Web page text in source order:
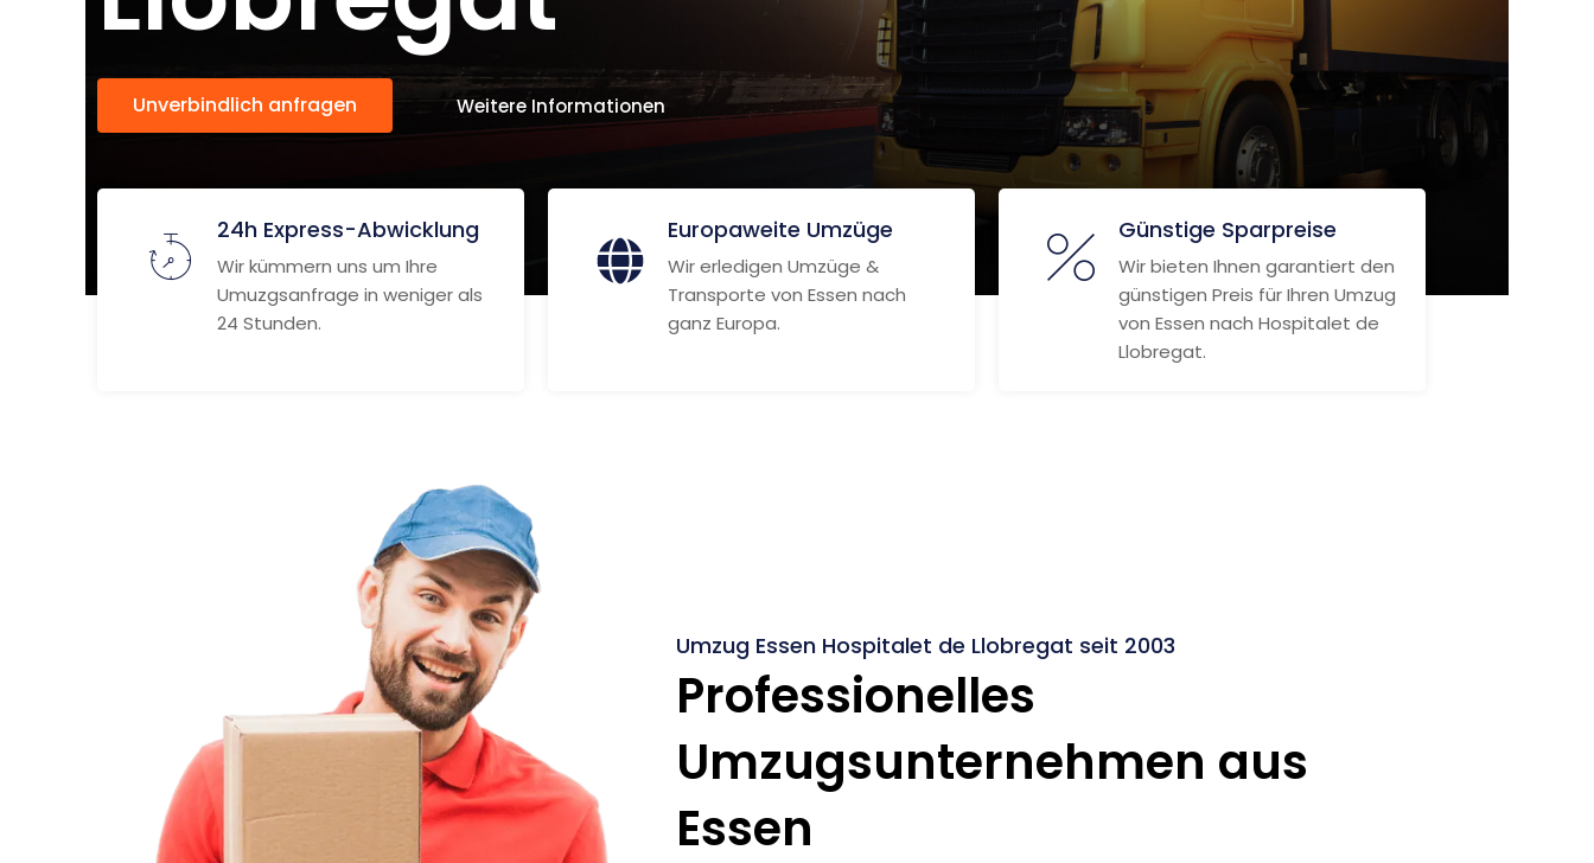
Unverbindlich anfragen Weitere Informationen
24h Express-Abwicklung
Wir kümmern uns um Ihre
Umuzgsanfrage in weniger als
24 Stunden.
Europaweite Umzüge
Wir erledigen Umzüge &
Transporte von Essen nach
ganz Europa.
Günstige Sparpreise
Wir bieten Ihnen garantiert den
günstigen Preis für Ihren Umzug
von Essen nach Hospitalet de
Llobregat.
Umzug Essen Hospitalet de Llobregat seit 2003
Professionelles
Umzugsunternehmen aus
Essen